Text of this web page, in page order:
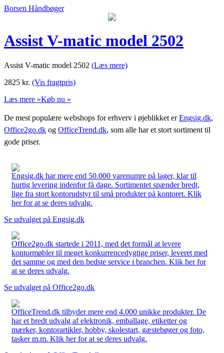
Borsen Håndbøger
Assist V-matic model 2502
Assist V-matic model 2502 (Læs mere)
2825 kr. (Vis fragtpris)
Læs mere »Køb nu »
De mest populære webshops for erhverv i øjeblikket erEngsig.dk,
Office2go.dk og OfficeTrend.dk, som alle har et stort sortiment til
gode priser.
Engsig.dk har mere end 50.000 varenumre på lager, klar til
hurtig levering indenfor få dage. Sortimentet spænder bredt,
lige fra stort kontorudstyr til små produkter på kontoret. Klik
her for at se deres udvalg.
Se udvalget på Engsig.dk
Office2go.dk startede i 2011, med det formål at levere
kontormøbler til meget konkurrencedygtige priser, leveret med
det samme og med den bedste service i branchen. Klik her for
at se deres udvalg.
Se udvalget på Office2go.dk
OfficeTrend.dk tilbyder mere end 4.000 unikke produkter. De
har et bredt udvalg af elektronik, emballage, etiketter og
mærker, kontorartikler, hobby, skolestart, gæstebøger og foto,
tasker m.m. Klik her for at se deres udvalg.